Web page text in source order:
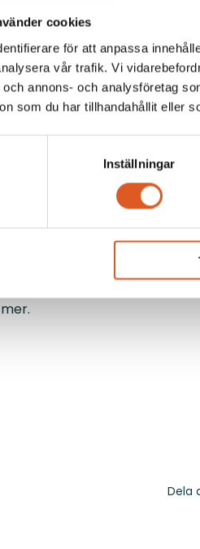
cookies
för att anpassa
vår trafik. Vi
annons- och analysföretag
som du har tillhandahållit eller
Inställningar
för era
passar just er verksamhet
Dela